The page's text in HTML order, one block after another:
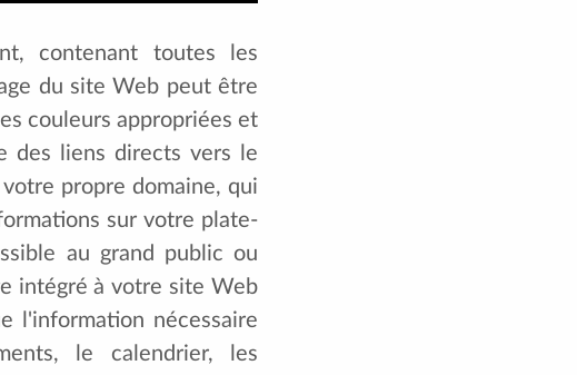
contenant toutes les
du site Web peut être
couleurs appropriées et
des liens directs vers le
propre domaine, qui
sur votre plate-
au grand public ou
intégré à votre site Web
l'information nécessaire
le calendrier, les